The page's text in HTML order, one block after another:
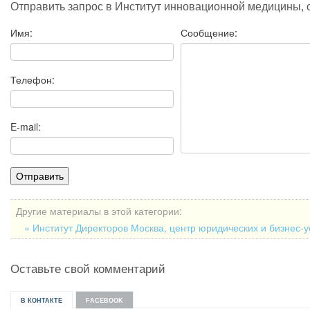
Отправить запрос в Институт инновационной медицины,
Имя:
Телефон:
E-mail:
Сообщение:
Другие материалы в этой категории:
« Институт Директоров Москва, центр юридических и бизнес-
Оставьте свой комментарий
В КОНТАКТЕ FACEBOOK